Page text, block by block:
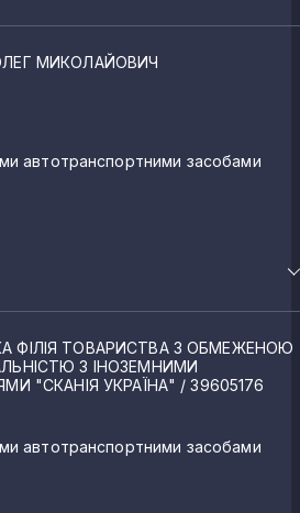
МИКОЛАЙОВИЧ
автотранспортними засобами
ФІЛІЯ ТОВАРИСТВА З ОБМЕЖЕНОЮ
З ІНОЗЕМНИМИ
"СКАНІЯ УКРАЇНА" / 39605176
автотранспортними засобами